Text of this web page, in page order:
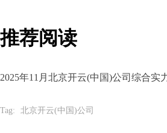
推荐阅读
2025年11月北京开云(中国)公司综合实
Tag: 北京开云(中国)公司